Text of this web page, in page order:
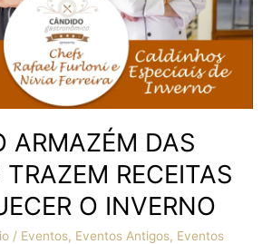
ARMAZÉM DAS
RECEITAS
O INVERNO
/ Eventos, Eventos Antigos, Eventos